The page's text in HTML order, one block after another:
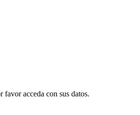
favor acceda con sus datos.